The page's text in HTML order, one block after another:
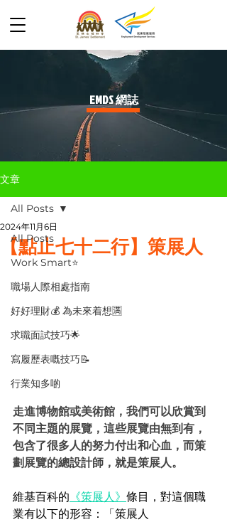
​EMDS 網誌
文章
All Posts
Work Smart⭐️
職場人際相處指南
好好理財💰 為未來着想🈵
求職面試技巧🌟
寫履歷表嘅技巧📝
行業知多啲
All Posts
【點止七十二行】策展人
2024年11月6日
走進博物館或美術館，我們可以欣賞到
不同主題的展覽，這些展覽由無到有，
包含了很多人的努力付出和心血，而策
劃展覽的總設計師，就是策展人。
維基百科的 《策展人》 條目，對這個職
業有以下的形容：「策展人